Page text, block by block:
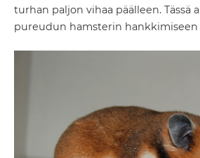
turhan paljon vihaa päälleen. Tässä
pureudun hamsterin hankkimiseen